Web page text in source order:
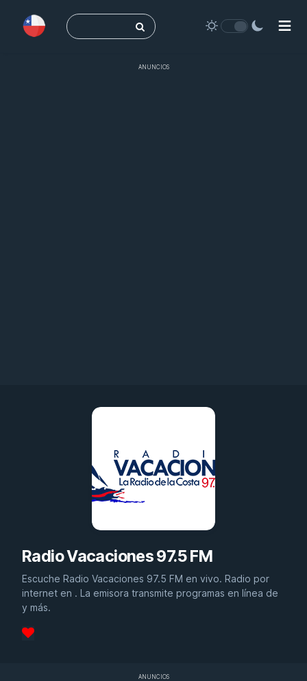
Buscar:
ANUNCIOS
Radio Vacaciones 97.5 FM
Escuche Radio Vacaciones 97.5 FM en vivo. Radio por
internet en . La emisora transmite programas en línea de
y más.
ANUNCIOS